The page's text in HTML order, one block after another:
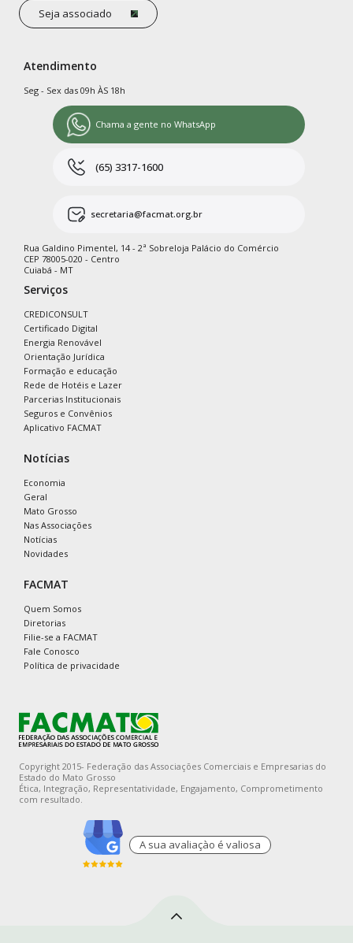
Seja associado
Atendimento
Seg - Sex das 09h ÀS 18h
Chama a gente no WhatsApp
(65) 3317-1600
secretaria@facmat.org.br
Rua Galdino Pimentel, 14 - 2ª Sobreloja Palácio do Comércio
CEP 78005-020 - Centro
Cuiabá - MT
Serviços
CREDICONSULT
Certificado Digital
Energia Renovável
Orientação Jurídica
Formação e educação
Rede de Hotéis e Lazer
Parcerias Institucionais
Seguros e Convênios
Aplicativo FACMAT
Notícias
Economia
Geral
Mato Grosso
Nas Associações
Notícias
Novidades
FACMAT
Quem Somos
Diretorias
Filie-se a FACMAT
Fale Conosco
Política de privacidade
Copyright 2015- Federação das Associações Comerciais e Empresarias do
Estado do Mato Grosso
Ética, Integração, Representatividade, Engajamento, Comprometimento
com resultado.
A sua avaliaçào é valiosa